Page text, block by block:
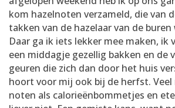
kom hazelnoten verzameld, die van
takken van de hazelaar van de buren
Daar ga ik iets lekker mee maken, ik
een middagje gezellig bakken en de
geuren die zich dan door het huis
hoort voor mij ook bij de herfst. Veel
noten als calorieënbommetjes en